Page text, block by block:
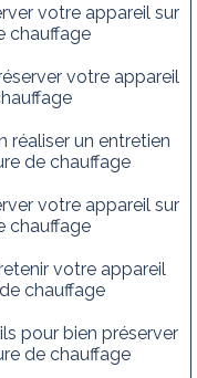
votre appareil sur
chauffage
votre appareil
réaliser un entretien
de chauffage
votre appareil sur
chauffage
votre appareil
chauffage
pour bien préserver
de chauffage